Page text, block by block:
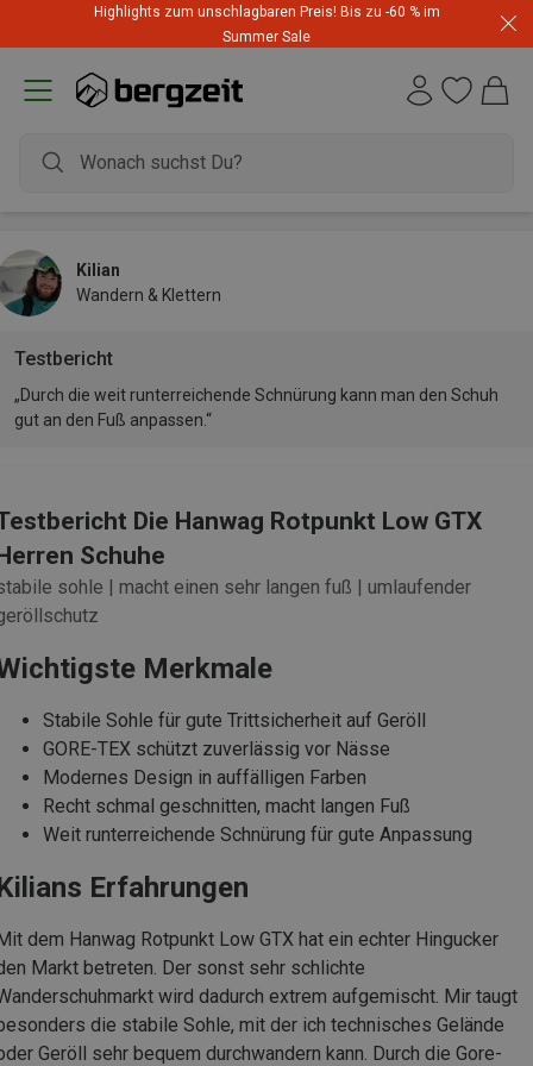
Highlights zum unschlagbaren Preis! Bis zu -60 % im
Summer Sale
Testbericht
Kilian
Wandern & Klettern
„Durch die weit runterreichende Schnürung kann man den Schuh
gut an den Fuß anpassen.“
Die Hanwag Rotpunkt Low GTX
Schuhe
sohle | macht einen sehr langen fuß | umlaufender
Merkmale
Stabile Sohle für gute Trittsicherheit auf Geröll
GORE-TEX schützt zuverlässig vor Nässe
Modernes Design in auffälligen Farben
Recht schmal geschnitten, macht langen Fuß
Weit runterreichende Schnürung für gute Anpassung
Erfahrungen
dem Hanwag Rotpunkt Low GTX hat ein echter Hingucker
Markt betreten. Der sonst sehr schlichte
wird dadurch extrem aufgemischt. Mir taugt
die stabile Sohle, mit der ich technisches Gelände
Geröll sehr bequem durchwandern kann. Durch die Gore-